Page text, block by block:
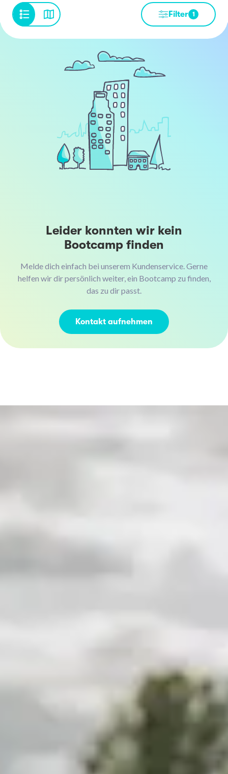
Filter 1
Leider konnten wir kein
Bootcamp finden
Melde dich einfach bei unserem Kundenservice. Gerne
helfen wir dir persönlich weiter, ein Bootcamp zu finden,
das zu dir passt.
Kontakt aufnehmen